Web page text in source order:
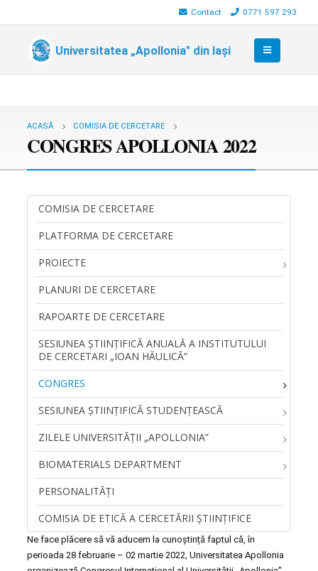
Contact 0771 597 293
Universitatea „Apollonia" din Iași
ACASĂ COMISIA DE CERCETARE
CONGRES APOLLONIA 2022
COMISIA DE CERCETARE
PLATFORMA DE CERCETARE
PROIECTE
PLANURI DE CERCETARE
RAPOARTE DE CERCETARE
SESIUNEA ŞTIINŢIFICĂ ANUALĂ A INSTITUTULUI
DE CERCETARI „IOAN HĂULICĂ”
CONGRES
SESIUNEA ȘTIINȚIFICĂ STUDENȚEASCĂ
ZILELE UNIVERSITĂŢII „APOLLONIA”
BIOMATERIALS DEPARTMENT
PERSONALITĂŢI
COMISIA DE ETICĂ A CERCETĂRII ȘTIINȚIFICE
Ne face plăcere să vă aducem la cunoștință faptul că, în
perioada 28 februarie – 02 martie 2022, Universitatea Apollonia